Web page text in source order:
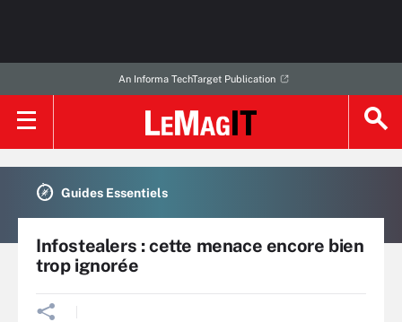
An Informa TechTarget Publication
Guides Essentiels
Infostealers : cette menace encore bien
trop ignorée